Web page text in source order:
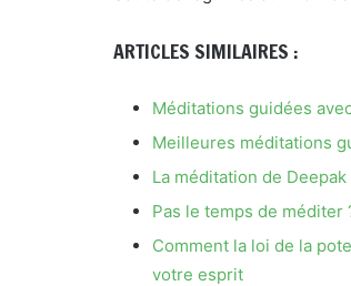
ARTICLES SIMILAIRES :
Méditations guidées
Meilleures méditations
La méditation de
Pas le temps de méditer
Comment la loi de la
votre esprit